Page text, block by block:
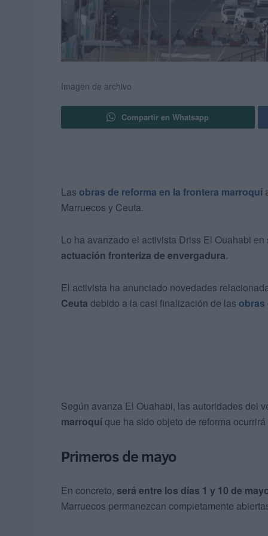
Imagen de archivo
Compartir en Whatsapp
Las obras de reforma en la frontera marroquí
Marruecos y Ceuta.
Lo ha avanzado el activista Driss El Ouahabi
actuación fronteriza de envergadura.
El activista ha anunciado novedades
Ceuta debido a la casi finalización de las obras
Según avanza El Ouahabi, las autoridades del
marroquíque ha sido objeto de reforma
Primeros de mayo
En concreto, será entre los días 1 y 10 de
Marruecos permanezcan completamente